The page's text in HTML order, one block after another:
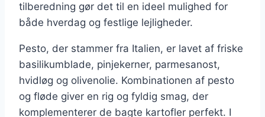
tilberedning gør det til en ideel mulighed for
både hverdag og festlige lejligheder.
Pesto, der stammer fra Italien, er lavet af friske
basilikumblade, pinjekerner, parmesanost,
hvidløg og olivenolie. Kombinationen af pesto
og fløde giver en rig og fyldig smag, der
komplementerer de bagte kartofler perfekt. I